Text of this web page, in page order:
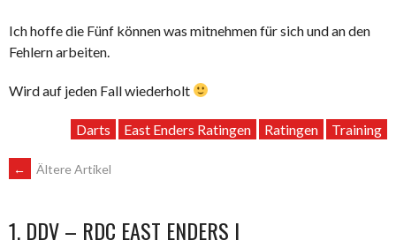
Ich hoffe die Fünf können was mitnehmen für sich und an den
Fehlern arbeiten.
Wird auf jeden Fall wiederholt
Darts East Enders Ratingen Ratingen Training
BEITRAGSNAVIGATION
← Ältere Artikel
1. DDV – RDC EAST ENDERS I